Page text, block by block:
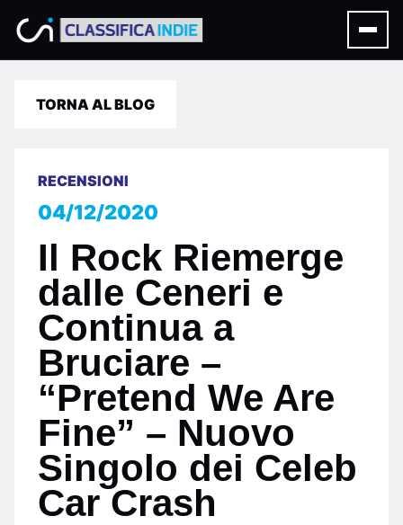
TORNA AL BLOG
RECENSIONI
04/12/2020
Il Rock Riemerge
dalle Ceneri e
Continua a
Bruciare –
“Pretend We Are
Fine” – Nuovo
Singolo dei Celeb
Car Crash